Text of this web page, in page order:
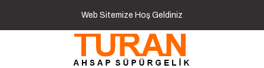
Web Sitemize Hoş Geldiniz